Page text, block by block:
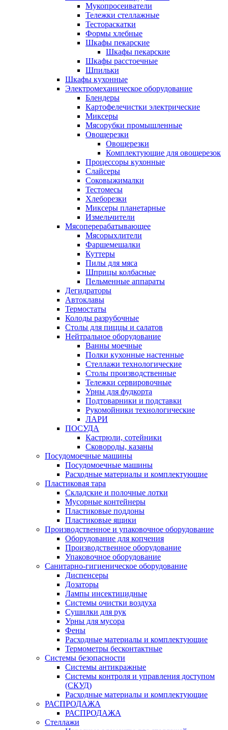
Мукопросеиватели
Тележки стеллажные
Тестораскатки
Формы хлебные
Шкафы пекарские
Шкафы пекарские
Шкафы расстоечные
Шпильки
Шкафы кухонные
Электромеханическое оборудование
Блендеры
Картофелечистки электрические
Миксеры
Мясорубки промышленные
Овощерезки
Овощерезки
Комплектующие для овощерезок
Процессоры кухонные
Слайсеры
Соковыжималки
Тестомесы
Хлеборезки
Миксеры планетарные
Измельчители
Мясоперерабатывающее
Мясорыхлители
Фаршемешалки
Куттеры
Пилы для мяса
Шприцы колбасные
Пельменные аппараты
Дегидраторы
Автоклавы
Термостаты
Колоды разрубочные
Столы для пиццы и салатов
Нейтральное оборудование
Ванны моечные
Полки кухонные настенные
Стеллажи технологические
Столы производственные
Тележки сервировочные
Урны для фудкорта
Подтоварники и подставки
Рукомойники технологические
ЛАРИ
ПОСУДА
Кастрюли, сотейники
Сковороды, казаны
Посудомоечные машины
Посудомоечные машины
Расходные материалы и комплектующие
Пластиковая тара
Складские и полочные лотки
Мусорные контейнеры
Пластиковые поддоны
Пластиковые ящики
Производственное и упаковочное оборудование
Оборудование для копчения
Производственное оборудование
Упаковочное оборудование
Санитарно-гигиеническое оборудование
Диспенсеры
Дозаторы
Лампы инсектицидные
Системы очистки воздуха
Сушилки для рук
Урны для мусора
Фены
Расходные материалы и комплектующие
Термометры бесконтактные
Системы безопасности
Системы антикражные
Системы контроля и управления доступом
(СКУД)
Расходные материалы и комплектующие
РАСПРОДАЖА
РАСПРОДАЖА
Стеллажи